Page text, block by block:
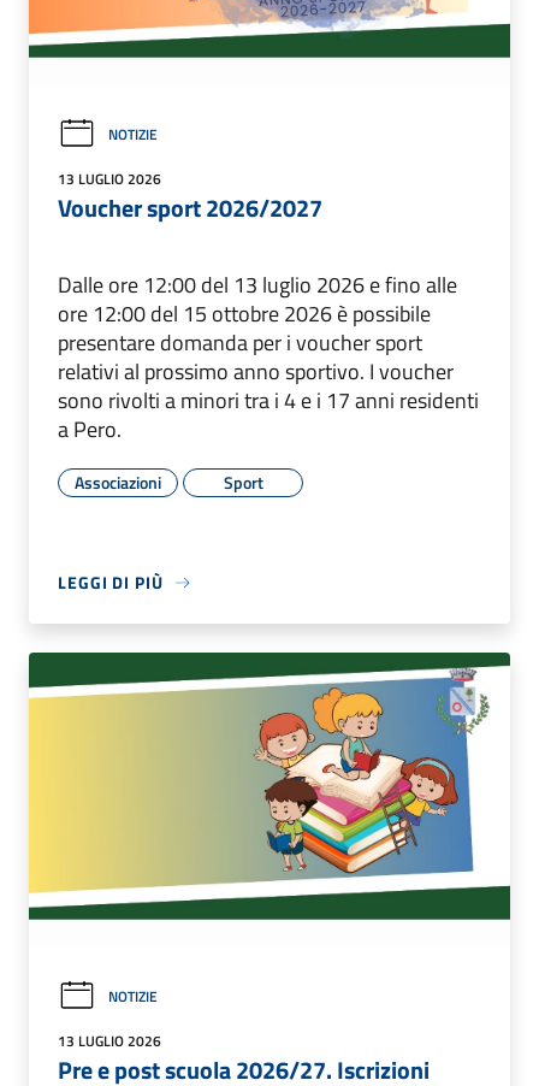
NOTIZIE
13 LUGLIO 2026
Voucher sport 2026/2027
Dalle ore 12:00 del 13 luglio 2026 e fino alle
ore 12:00 del 15 ottobre 2026 è possibile
presentare domanda per i voucher sport
relativi al prossimo anno sportivo. I voucher
sono rivolti a minori tra i 4 e i 17 anni residenti
a Pero.
Associazioni Sport
LEGGI DI PIÙ
NOTIZIE
13 LUGLIO 2026
Pre e post scuola 2026/27. Iscrizioni